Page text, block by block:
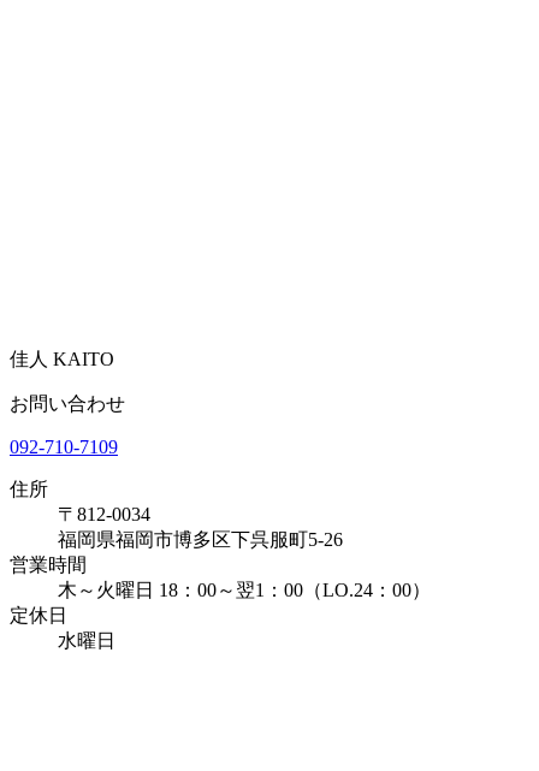
佳人 KAITO
お問い合わせ
092-710-7109
住所
〒812-0034
福岡県福岡市博多区下呉服町5-26
営業時間
木～火曜日 18：00～翌1：00（LO.24：00）
定休日
水曜日